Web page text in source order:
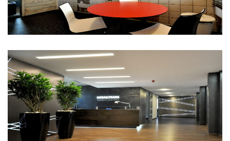
Ukrailtrans Kft.